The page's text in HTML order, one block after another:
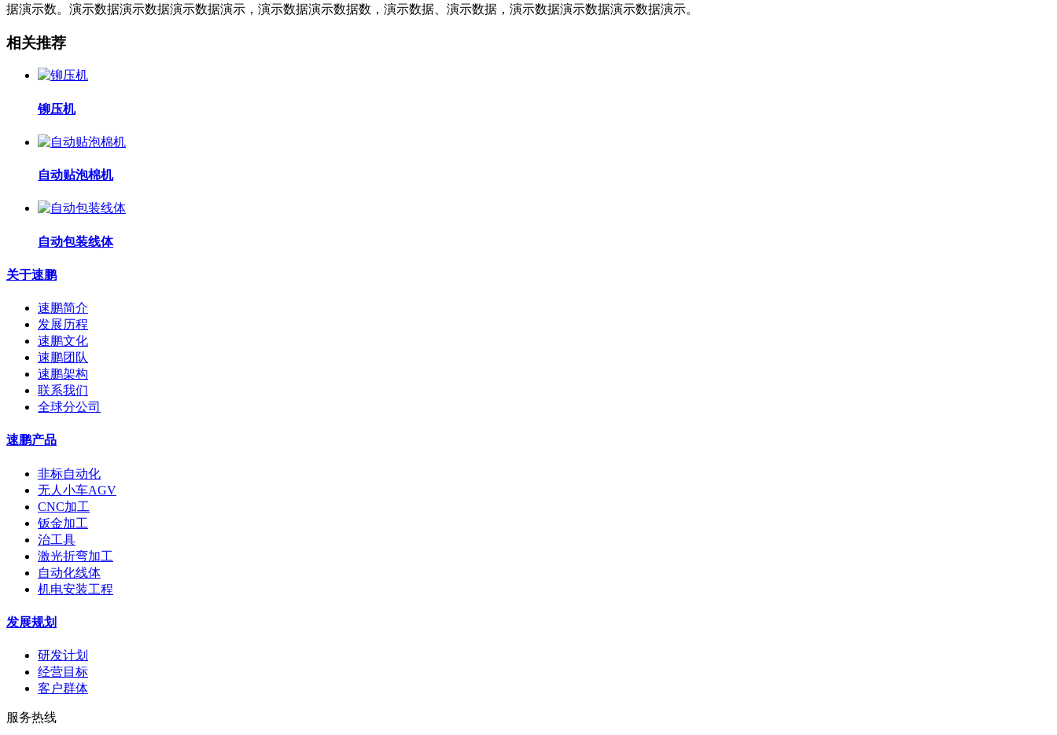
据演示数。演示数据演示数据演示数据演示，演示数据演示数据数，演示数据、演示数据，演示数据演示数据演示数据演示。
相关推荐
铆压机
自动贴泡棉机
自动包装线体
关于速鹏
速鹏简介
发展历程
速鹏文化
速鹏团队
速鹏架构
联系我们
全球分公司
速鹏产品
非标自动化
无人小车AGV
CNC加工
钣金加工
治工具
激光折弯加工
自动化线体
机电安装工程
发展规划
研发计划
经营目标
客户群体
服务热线